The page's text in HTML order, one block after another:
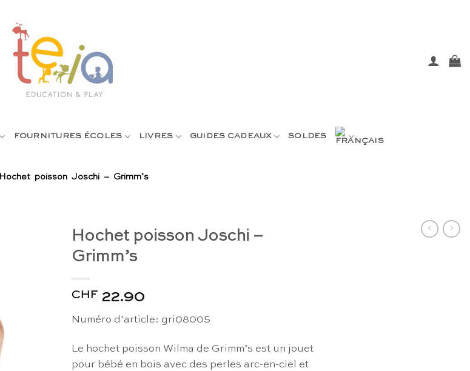
FOURNITURES ÉCOLES LIVRES GUIDES CADEAUX SOLDES
Hochet poisson Joschi – Grimm’s
Hochet poisson Joschi –
Grimm’s
CHF 22.90
Numéro d’article: gri08005
Le hochet poisson Wilma de Grimm’s est un jouet
pour bébé en bois avec des perles arc-en-ciel et